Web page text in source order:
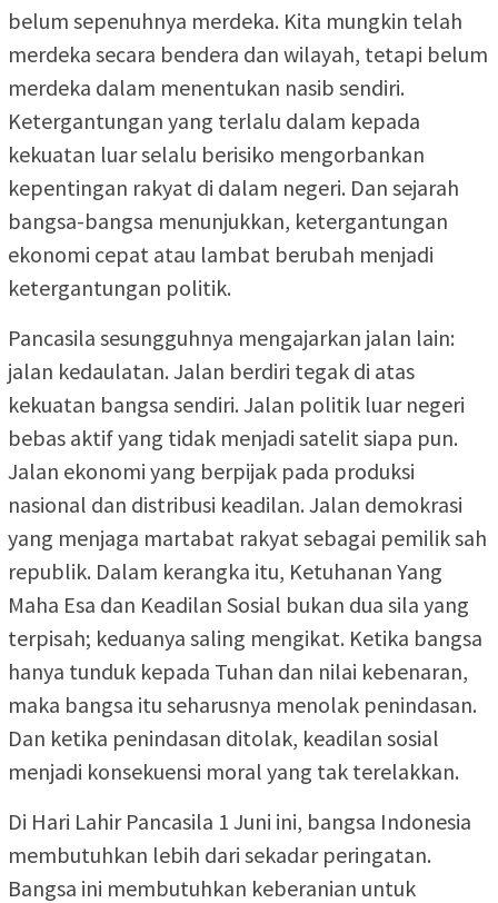
belum sepenuhnya merdeka. Kita mungkin telah
merdeka secara bendera dan wilayah, tetapi belum
merdeka dalam menentukan nasib sendiri.
Ketergantungan yang terlalu dalam kepada
kekuatan luar selalu berisiko mengorbankan
kepentingan rakyat di dalam negeri. Dan sejarah
bangsa-bangsa menunjukkan, ketergantungan
ekonomi cepat atau lambat berubah menjadi
ketergantungan politik.
Pancasila sesungguhnya mengajarkan jalan lain:
jalan kedaulatan. Jalan berdiri tegak di atas
kekuatan bangsa sendiri. Jalan politik luar negeri
bebas aktif yang tidak menjadi satelit siapa pun.
Jalan ekonomi yang berpijak pada produksi
nasional dan distribusi keadilan. Jalan demokrasi
yang menjaga martabat rakyat sebagai pemilik sah
republik. Dalam kerangka itu, Ketuhanan Yang
Maha Esa dan Keadilan Sosial bukan dua sila yang
terpisah; keduanya saling mengikat. Ketika bangsa
hanya tunduk kepada Tuhan dan nilai kebenaran,
maka bangsa itu seharusnya menolak penindasan.
Dan ketika penindasan ditolak, keadilan sosial
menjadi konsekuensi moral yang tak terelakkan.
Di Hari Lahir Pancasila 1 Juni ini, bangsa Indonesia
membutuhkan lebih dari sekadar peringatan.
Bangsa ini membutuhkan keberanian untuk